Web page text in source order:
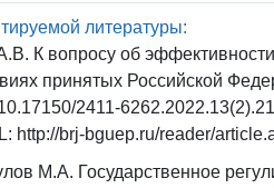
литературы:
К вопросу об
принятых Российской
2411-
http://brj-bguep.ru/reader/
М.А. Государственное